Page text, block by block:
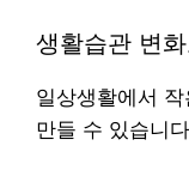
생활습관 변
일상생활에서
만들 수 있습니